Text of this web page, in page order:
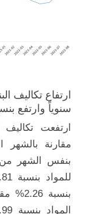
سنوياً وارتفع بنسبة 6.30%
بنفس الشهر من
بنسبة